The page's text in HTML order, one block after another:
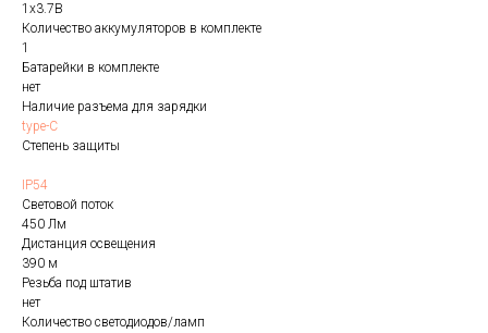
1х3.7В
Количество аккумуляторов в комплекте
1
Батарейки в комплекте
нет
Наличие разъема для зарядки
type-C
Степень защиты
IP54
Световой поток
450 Лм
Дистанция освещения
390 м
Резьба под штатив
нет
Количество светодиодов/ламп